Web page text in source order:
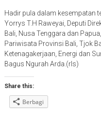
Hadir pula dalam kesempatan
Yorrys T.H Raweyai, Deputi
Bali, Nusa Tenggara dan
Pariwisata Provinsi Bali, Tjok
Ketenagakerjaan, Energi dan
Bagus Ngurah Arda.(rls)
Share this:
Berbagi